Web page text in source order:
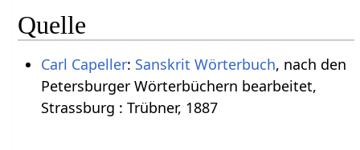
Quelle
Carl Capeller: Sanskrit Wörterbuch, nach den
Petersburger Wörterbüchern bearbeitet,
Strassburg : Trübner, 1887